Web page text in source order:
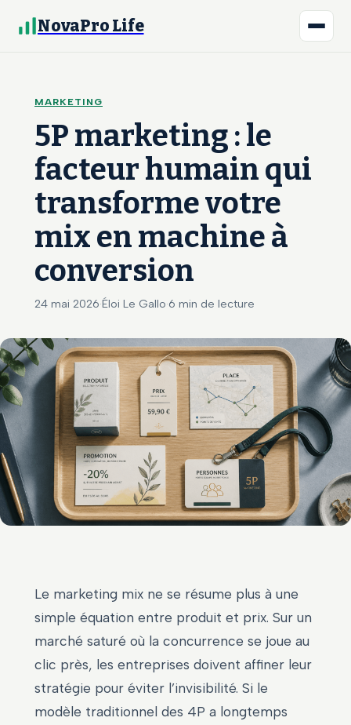
NovaPro Life
MARKETING
5P marketing : le
facteur humain qui
transforme votre
mix en machine à
conversion
24 mai 2026·Éloi Le Gallo·6 min de lecture
Le marketing mix ne se résume plus à une
simple équation entre produit et prix. Sur un
marché saturé où la concurrence se joue au
clic près, les entreprises doivent affiner leur
stratégie pour éviter l’invisibilité. Si le
modèle traditionnel des 4P a longtemps